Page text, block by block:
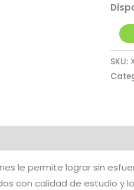
SKU:
le permite lograr sin
con calidad de estudio y